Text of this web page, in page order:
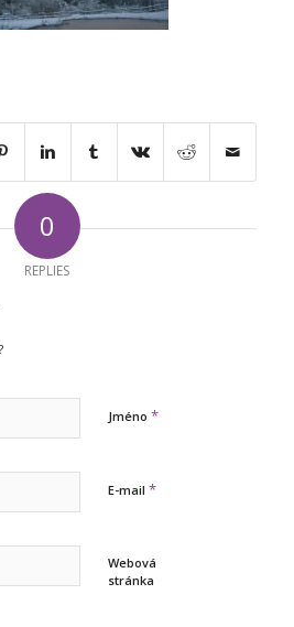
0
REPLIES
Jméno *
E-mail *
Webová
stránka